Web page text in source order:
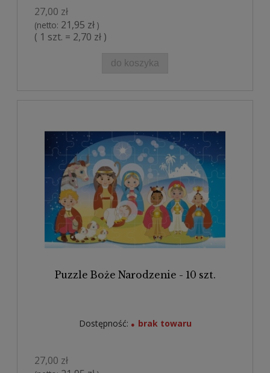
27,00 zł
(netto: 21,95 zł )
( 1 szt. = 2,70 zł )
do koszyka
Puzzle Boże Narodzenie - 10 szt.
Dostępność: brak towaru
27,00 zł